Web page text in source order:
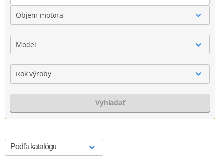
Objem motora
Model
Rok výroby
Vyhľadať